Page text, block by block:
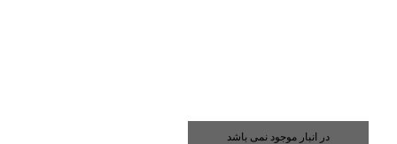
در انبار موجود نمی باشد